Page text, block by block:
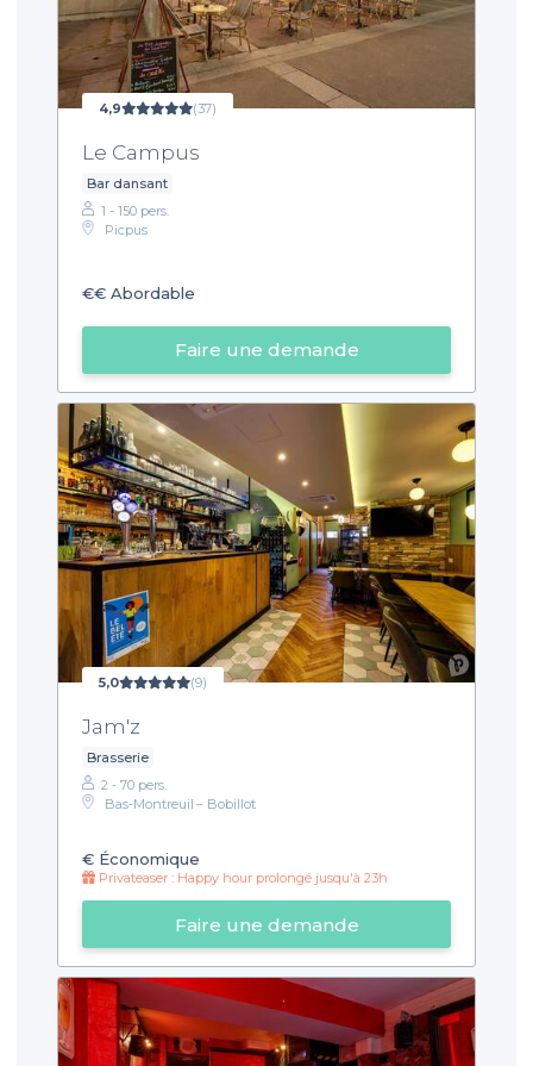
4,9 (37)
Le Campus
Bar dansant
1 - 150 pers.
Picpus
€€ Abordable
Faire une demande
5,0 (9)
Jam'z
Brasserie
2 - 70 pers.
Bas‑Montreuil – Bobillot
€ Économique
Privateaser : Happy hour prolongé jusqu'à 23h
Faire une demande